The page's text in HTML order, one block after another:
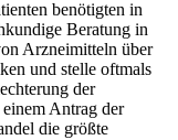
benötigten in
Beratung in
Arzneimitteln über
und stelle oftmals
der
Antrag der
die größte